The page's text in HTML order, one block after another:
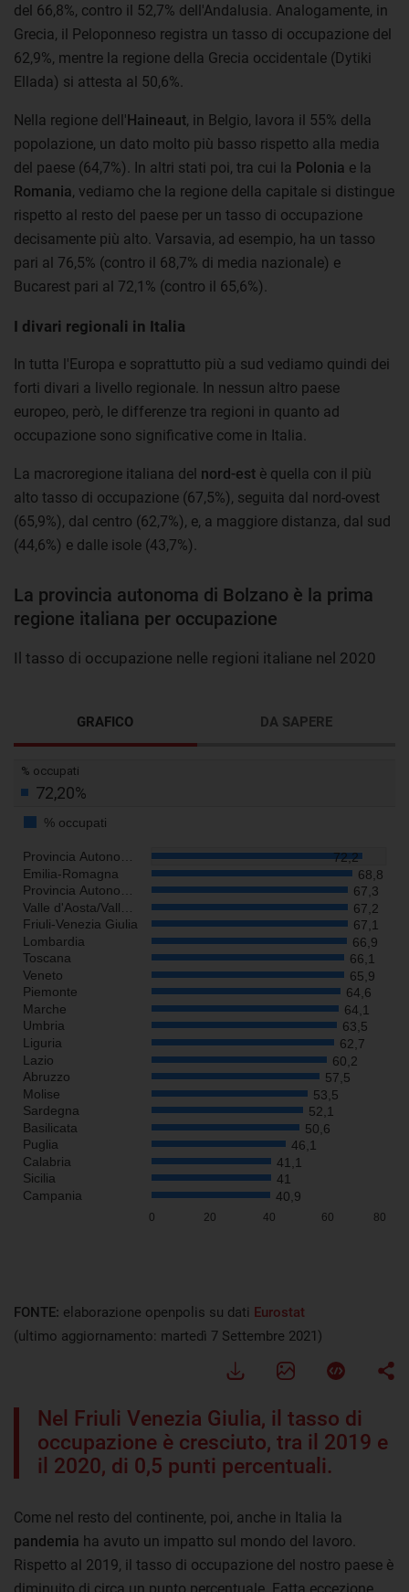
del 66,8%, contro il 52,7% dell'Andalusia. Analogamente, in
Grecia, il Peloponneso registra un tasso di occupazione del
62,9%, mentre la regione della Grecia occidentale (Dytiki
Ellada) si attesta al 50,6%.
Nella regione dell'Haineaut, in Belgio, lavora il 55% della
popolazione, un dato molto più basso rispetto alla media
del paese (64,7%). In altri stati poi, tra cui la Polonia e la
Romania, vediamo che la regione della capitale si distingue
rispetto al resto del paese per un tasso di occupazione
decisamente più alto. Varsavia, ad esempio, ha un tasso
pari al 76,5% (contro il 68,7% di media nazionale) e
Bucarest pari al 72,1% (contro il 65,6%).
I divari regionali in Italia
In tutta l'Europa e soprattutto più a sud vediamo quindi dei
forti divari a livello regionale. In nessun altro paese
europeo, però, le differenze tra regioni in quanto ad
occupazione sono significative come in Italia.
La macroregione italiana del nord-est è quella con il più
alto tasso di occupazione (67,5%), seguita dal nord-ovest
(65,9%), dal centro (62,7%), e, a maggiore distanza, dal sud
(44,6%) e dalle isole (43,7%).
La provincia autonoma di Bolzano è la prima
regione italiana per occupazione
Il tasso di occupazione nelle regioni italiane nel 2020
GRAFICO DA SAPERE
FONTE: elaborazione openpolis su dati Eurostat
(ultimo aggiornamento: martedì 7 Settembre 2021)
Nel Friuli Venezia Giulia, il tasso di
occupazione è cresciuto, tra il 2019 e
il 2020, di 0,5 punti percentuali.
Come nel resto del continente, poi, anche in Italia la
pandemia ha avuto un impatto sul mondo del lavoro.
Rispetto al 2019, il tasso di occupazione del nostro paese è